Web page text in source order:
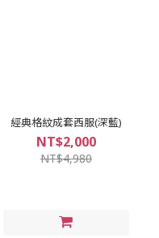
經典格紋成套西服(深藍)
NT$2,000
NT$4,980